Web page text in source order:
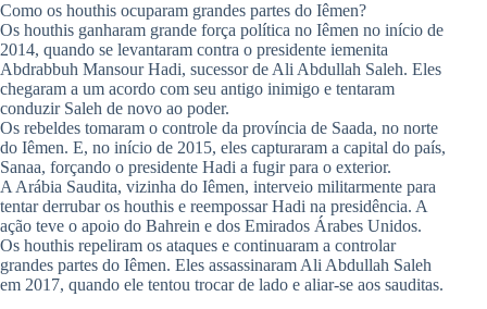
Como os houthis ocuparam grandes partes do Iêmen?
Os houthis ganharam grande força política no Iêmen no início de
2014, quando se levantaram contra o presidente iemenita
Abdrabbuh Mansour Hadi, sucessor de Ali Abdullah Saleh. Eles
chegaram a um acordo com seu antigo inimigo e tentaram
conduzir Saleh de novo ao poder.
Os rebeldes tomaram o controle da província de Saada, no norte
do Iêmen. E, no início de 2015, eles capturaram a capital do país,
Sanaa, forçando o presidente Hadi a fugir para o exterior.
A Arábia Saudita, vizinha do Iêmen, interveio militarmente para
tentar derrubar os houthis e reempossar Hadi na presidência. A
ação teve o apoio do Bahrein e dos Emirados Árabes Unidos.
Os houthis repeliram os ataques e continuaram a controlar
grandes partes do Iêmen. Eles assassinaram Ali Abdullah Saleh
em 2017, quando ele tentou trocar de lado e aliar-se aos sauditas.